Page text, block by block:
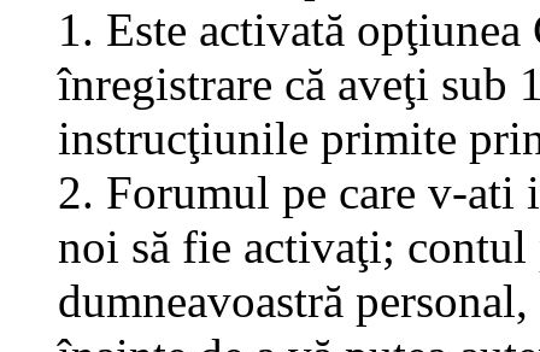
1. Este activată
înregistrare că aveţi sub
instrucţiunile primite
2. Forumul pe care v-
noi să fie activaţi;
dumneavoastră